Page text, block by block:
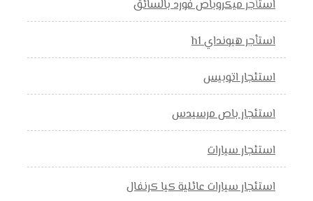
استأجر ميكروباص فورد بالسائق
استأجر هيونداي h1
استئجار اتوبيس
استئجار باص مرسيدس
استئجار سيارات
استئجار سيارات عائلية كيا كرنفال